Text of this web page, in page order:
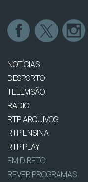
NOTÍCIAS
DESPORTO
TELEVISÃO
RÁDIO
RTP ARQUIVOS
RTP ENSINA
RTP PLAY
EM DIRETO
REVER PROGRAMAS